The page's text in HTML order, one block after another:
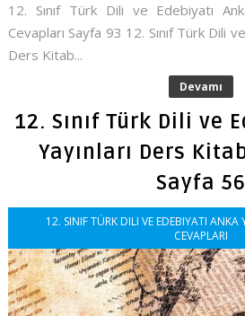
12. Sınıf Türk Dili ve Edebiyatı
Cevapları Sayfa 93 12. Sınıf Türk Dili
Ders Kitab...
Devamı
12. Sınıf Türk Dili ve
Yayınları Ders
Sayfa 56
12. SINIF TÜRK DILI VE EDEBIYATI ANKA
CEVAPLARI